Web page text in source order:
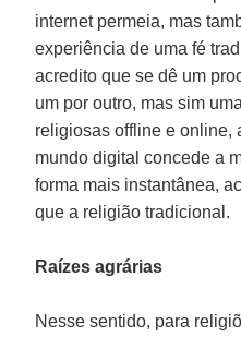
internet permeia, mas
experiência de uma fé
acredito que se dê um
um por outro, mas sim
religiosas offline e online,
mundo digital concede a
forma mais instantânea,
que a religião tradicional.
Raízes agrárias
Nesse sentido, para